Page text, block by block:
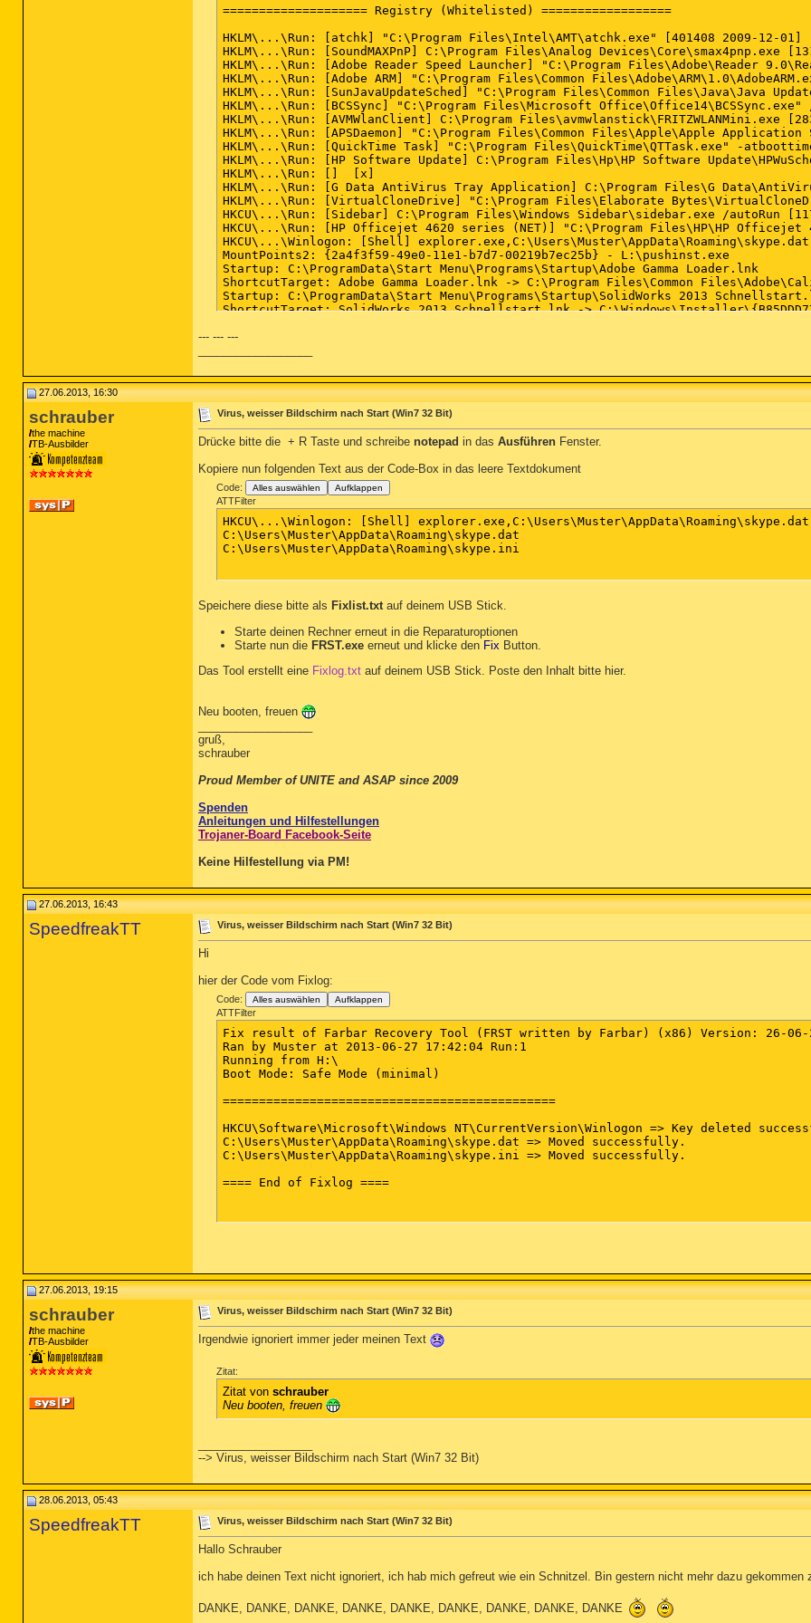
--- --- ---
27.06.2013, 16:30
schrauber
the machine
TB-Ausbilder
Virus, weisser Bildschirm nach Start (Win7 32 Bit)
Drücke bitte die + R Taste und schreibe notepad in das Ausführen Fenster.
Kopiere nun folgenden Text aus der Code-Box in das leere Textdokument
Code: Alles auswählen Aufklappen
ATTFilter
HKCU\...\Winlogon: [Shell] explorer.exe,C:\Users\Muster\AppData\Roaming\skype.dat
C:\Users\Muster\AppData\Roaming\skype.dat
C:\Users\Muster\AppData\Roaming\skype.ini
Speichere diese bitte als Fixlist.txtauf deinem USB Stick.
Starte deinen Rechner erneut in die Reparaturoptionen
Starte nun die FRST.exe erneut und klicke den Fix Button.
Das Tool erstellt eine Fixlog.txt auf deinem USB Stick. Poste den Inhalt bitte hier.
Neu booten, freuen
gruß,
schrauber
Proud Member of UNITE and ASAP since 2009
Spenden
Anleitungen und Hilfestellungen
Trojaner-Board Facebook-Seite
Keine Hilfestellung via PM!
27.06.2013, 16:43
SpeedfreakTT Virus, weisser Bildschirm nach Start (Win7 32 Bit)
Hi
hier der Code vom Fixlog:
Code: Alles auswählen Aufklappen
ATTFilter
Fix result of Farbar Recovery Tool (FRST written by Farbar) (x86) Version: 26-06-
Ran by Muster at 2013-06-27 17:42:04 Run:1
Running from H:\
Boot Mode: Safe Mode (minimal)
==============================================
HKCU\Software\Microsoft\Windows NT\CurrentVersion\Winlogon => Key deleted
C:\Users\Muster\AppData\Roaming\skype.dat => Moved successfully.
C:\Users\Muster\AppData\Roaming\skype.ini => Moved successfully.
==== End of Fixlog ====
27.06.2013, 19:15
schrauber
the machine
TB-Ausbilder
Virus, weisser Bildschirm nach Start (Win7 32 Bit)
Irgendwie ignoriert immer jeder meinen Text
Zitat:
Zitat von schrauber
Neu booten, freuen
--> Virus, weisser Bildschirm nach Start (Win7 32 Bit)
28.06.2013, 05:43
SpeedfreakTT Virus, weisser Bildschirm nach Start (Win7 32 Bit)
Hallo Schrauber
ich habe deinen Text nicht ignoriert, ich hab mich gefreut wie ein Schnitzel. Bin gestern nicht mehr dazu gekommen
DANKE, DANKE, DANKE, DANKE, DANKE, DANKE, DANKE, DANKE, DANKE